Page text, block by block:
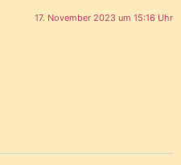
17. November 2023 um 15:16 Uhr